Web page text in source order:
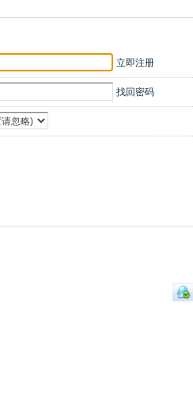
立即注册
找回密码